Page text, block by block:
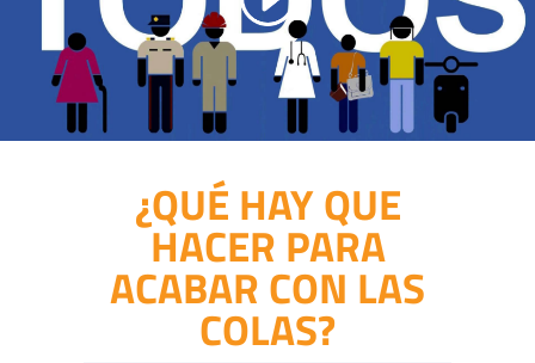
¿QUÉ HAY QUE
HACER PARA
ACABAR CON LAS
COLAS?